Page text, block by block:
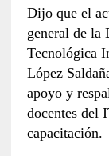
Dijo que el
general de la
Tecnológica
López
apoyo y
docentes del
capacitación.